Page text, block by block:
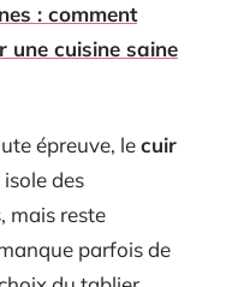
: comment
une cuisine saine
épreuve, lecuir
des
mais reste
parfois de